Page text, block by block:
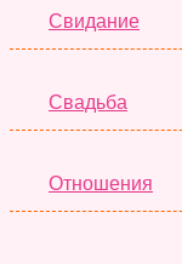
Свидание
Свадьба
Отношения